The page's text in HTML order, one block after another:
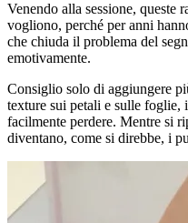
Venendo alla sessione, queste
vogliono, perché per anni
che chiuda il problema del
emotivamente.
Consiglio solo di aggiungere
texture sui petali e sulle foglie,
facilmente perdere. Mentre si
diventano, come si direbbe, i